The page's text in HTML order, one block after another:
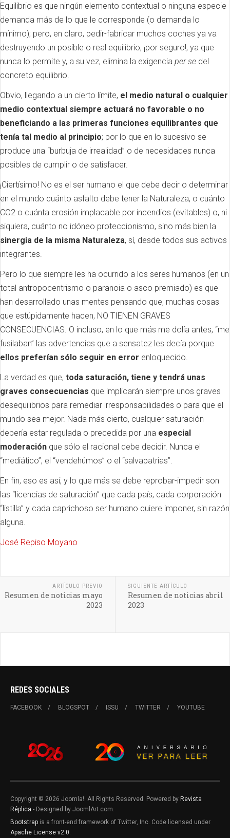
Equilibrio es que ningún elemento contextual o ninguna especie
demanda más de lo que le corresponde (o demanda lo
mínimo); pero, en claro, pedir-fabricar muchos coches ya va
destruyendo un posible o real equilibrio, ¡por seguro!, ya que
nunca lo permite y, a su vez, elimina la exigencia per se del
concreto equilibrio.
Obvio, llegando a un cierto límite, el medio natural o cualquier
medio contextual siempre actuará no favorable o no
beneficiando a las primeras funciones equilibrantes que
tenía tal medio al principio; por lo que en lo sucesivo se
produce una “burbuja de irrealidad” o de necesidades nunca
posibles de cumplir o de satisfacer.
¡Ciertísimo! No es el ser humano el que debe decir o determinar
en el mundo cuánto asfalto debe tener la Naturaleza, o cuánto
CO2 o cuánta erosión implacable por incendios (evitables) o, ni
siquiera, cuánto no idóneo proteccionismo, sino más bien la
sinergia de la misma Naturaleza, sí, desde todos sus activos
integrantes.
Pero lo que siempre les ha ocurrido a los seres humanos (en un
total antropocentrismo o paranoia o asco premiado) es que
han desarrollado unas mentes pensando que, muchas cosas
que estúpidamente hacen, NO TIENEN GRAVES
CONSECUENCIAS. O incluso, en lo que más me dolía antes, “me
fusilaban” las advertencias que a sensatez les decía porque
ellos preferían sólo seguir en error enloquecido.
La verdad es que, toda saturación, tiene y tendrá unas
graves consecuencias que implicarán siempre unos graves
desequilibrios para remediar irresponsabilidades o para que el
mundo sea mejor. Nada más cierto, cualquier saturación
debería estar regulada o precedida por una especial
moderación que sólo el racional debe decidir. Nunca el
“mediático”, el “vendehúmos” o el “salvapatrias”.
En fin, eso es así, y lo que más se debe reprobar-impedir son
las “licencias de saturación” que cada país, cada corporación
“listilla” y cada caprichoso ser humano quiere imponer, sin razón
alguna.
José Repiso Moyano
ARTÍCULO PREVIO
Resumen de noticias mayo
2023
SIGUIENTE ARTÍCULO
Resumen de noticias abril
2023
REDES SOCIALES
FACEBOOK BLOGSPOT ISSU TWITTER YOUTUBE
Copyright © 2026 Joomla!. All Rights Reserved. Powered by Revista
Réplica - Designed by JoomlArt.com.
Bootstrap is a front-end framework of Twitter, Inc. Code licensed under
Apache License v2.0.